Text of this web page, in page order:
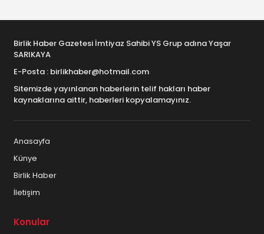
Birlik Haber Gazetesi İmtiyaz Sahibi YS Grup adına Yaşar
SARIKAYA
E-Posta : birlikhaber@hotmail.com
Sitemizde yayınlanan haberlerin telif hakları haber
kaynaklarına aittir, haberleri kopyalamayınız.
Anasayfa
Künye
Birlik Haber
İletişim
Konular